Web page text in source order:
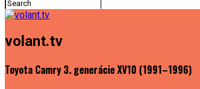
volant.tv
Toyota Camry 3. generácie XV10 (1991–1996)